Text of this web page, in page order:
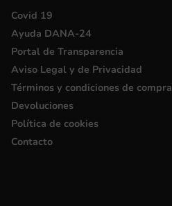
Covid 19
Ayuda DANA-24
Portal de Transparencia
Aviso Legal y de Privacidad
Términos y condiciones de compra
Devoluciones
Política de cookies
Contacto